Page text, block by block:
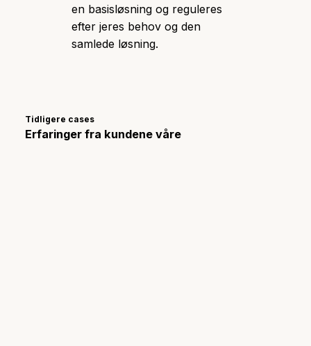
en basisløsning og reguleres
efter jeres behov og den
samlede løsning.
Erfaringer fra kundene våre
Tidligere cases